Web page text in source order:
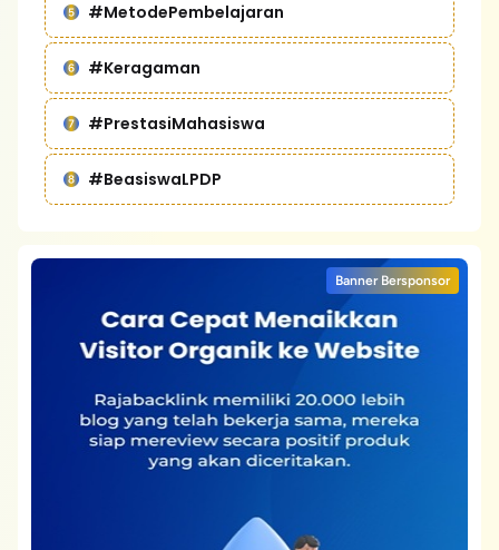
#MetodePembelajaran
#Keragaman
#PrestasiMahasiswa
#BeasiswaLPDP
Banner Bersponsor